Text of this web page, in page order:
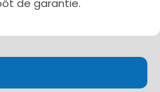
de garantie.